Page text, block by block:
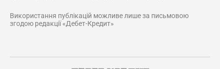
Використання публікацій можливе лише за письмовою
згодою редакції «Дебет-Кредит»